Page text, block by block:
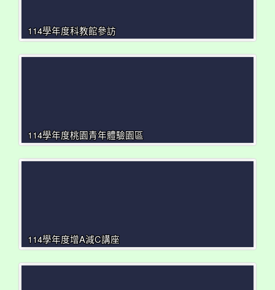
114學年度科教館參訪
114學年度桃園青年體驗園區
114學年度增A減C講座